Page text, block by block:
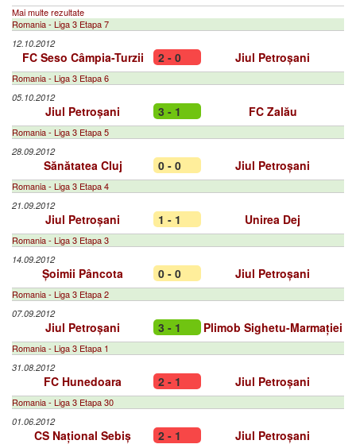
Mai multe rezultate
Romania - Liga 3 Etapa 7
12.10.2012
FC Seso Câmpia-Turzii 2 - 0 Jiul Petroșani
Romania - Liga 3 Etapa 6
05.10.2012
Jiul Petroșani 3 - 1 FC Zalău
Romania - Liga 3 Etapa 5
28.09.2012
Sănătatea Cluj 0 - 0 Jiul Petroșani
Romania - Liga 3 Etapa 4
21.09.2012
Jiul Petroșani 1 - 1 Unirea Dej
Romania - Liga 3 Etapa 3
14.09.2012
Șoimii Pâncota 0 - 0 Jiul Petroșani
Romania - Liga 3 Etapa 2
07.09.2012
Jiul Petroșani 3 - 1 Plimob Sighetu-Marmației
Romania - Liga 3 Etapa 1
31.08.2012
FC Hunedoara 2 - 1 Jiul Petroșani
Romania - Liga 3 Etapa 30
01.06.2012
CS Național Sebiș 2 - 1 Jiul Petroșani